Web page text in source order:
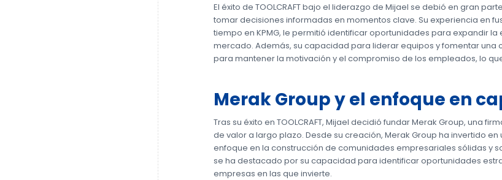
El éxito de TOOLCRAFT bajo el liderazgo de Mijael se debió en gran
tomar decisiones informadas en momentos clave. Su experiencia en
tiempo en KPMG, le permitió identificar oportunidades para expandir
mercado. Además, su capacidad para liderar equipos y fomentar una
para mantener la motivación y el compromiso de los empleados, lo
Merak Group y el enfoque en
Tras su éxito en TOOLCRAFT, Mijael decidió fundar Merak Group, una
de valor a largo plazo. Desde su creación, Merak Group ha invertido
enfoque en la construcción de comunidades empresariales sólidas y
se ha destacado por su capacidad para identificar oportunidades
empresas en las que invierte.